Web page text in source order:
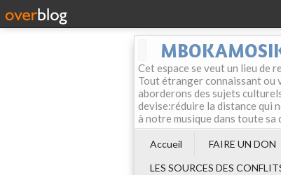
Cet espace se veut un lieu de
Tout étranger connaissant ou
aborderons des sujets
devise:réduire la distance qui
à notre musique dans toute sa
Accueil FAIRE UN DON
LES SOURCES DES